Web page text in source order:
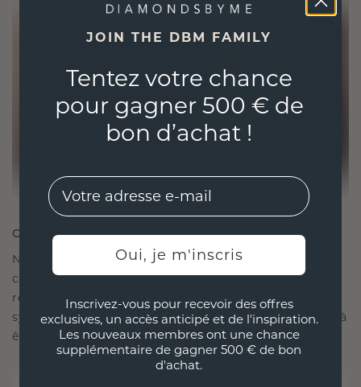
CRÉÉ POUR LA CONNEXION
Notre philosophie en matière de design est de
créer des liens, chaque pièce étant conçue pour
résister à l'épreuve du temps. Elle devient votre
symbole d'amour et de moments chéris, destinée à
être portée et chérie pour toujours.
JOIN THE DBM FAMILY
Tentez votre chance
pour gagner 500 € de
bon d’achat !
EMail
Oui, je m'inscris
Inscrivez-vous pour recevoir des offres
exclusives, un accès anticipé et de l'inspiration.
Les nouveaux membres ont une chance
supplémentaire de gagner 500 € de bon
d'achat.